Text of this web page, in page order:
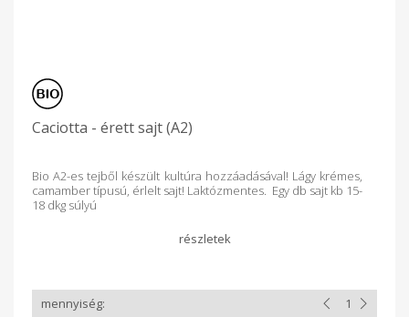
Caciotta - érett sajt (A2)
Bio A2-es tejből készült kultúra hozzáadásával! Lágy krémes,
camamber típusú, érlelt sajt! Laktózmentes. Egy db sajt kb 15-
18 dkg súlyú